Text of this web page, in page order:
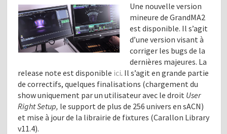
Une nouvelle version
mineure de GrandMA2
est disponible. Il s’agit
d’une version visant à
corriger les bugs de la
dernières majeures. La
release note est disponible ici. Il s’agit en grande partie
de correctifs, quelques finalisations (chargement du
show uniquement par un utilisateur avec le droit User
Right Setup, le support de plus de 256 univers en sACN)
et mise à jour de la librairie de fixtures (Carallon Library
v11.4).